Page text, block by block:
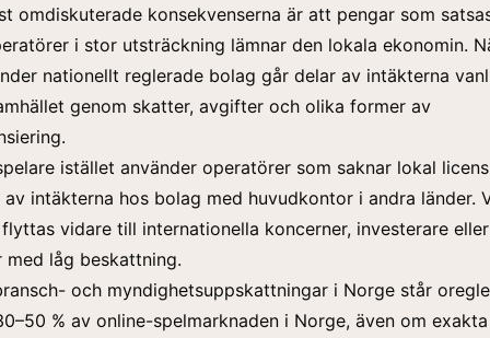
omdiskuterade konsekvenserna är att pengar som
i stor utsträckning lämnar den lokala ekonomin.
nationellt reglerade bolag går delar av intäkterna
genom skatter, avgifter och olika former av
istället använder operatörer som saknar lokal
intäkterna hos bolag med huvudkontor i andra länder.
vidare till internationella koncerner, investerare eller
med låg beskattning.
och myndighetsuppskattningar i Norge står
% av online-spelmarknaden i Norge, även om